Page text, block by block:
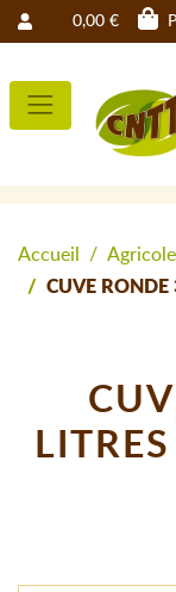
0,00 €
Accueil Agricole
CUVE RONDE